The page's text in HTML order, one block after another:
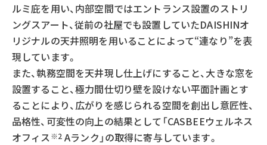
ルミ庇を用い、内部空間ではエントランス設置のストリ
ングスアート、従前の社屋でも設置していたDAISHINオ
リジナルの天井照明を用いることによって“連なり”を表
現しています。
また、執務空間を天井現し仕上げにすること、大きな窓を
設置すること、極力間仕切り壁を設けない平面計画とす
ることにより、広がりを感じられる空間を創出し意匠性、
品格性、可変性の向上の結果として「CASBEEウェルネス
オフィス※2Aランク」の取得に寄与しています。